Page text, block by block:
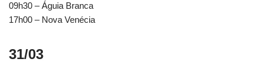
09h30 – Águia Branca
17h00 – Nova Venécia
31/03